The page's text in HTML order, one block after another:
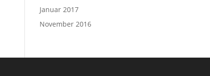
Januar 2017
November 2016